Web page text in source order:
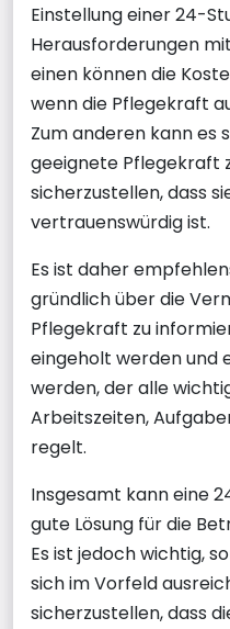
Einstellung einer 24-
Herausforderungen
einen können die
wenn die Pflegekraft
Zum anderen kann es
geeignete Pflegekraft
sicherzustellen, dass
vertrauenswürdig ist.
Es ist daher
gründlich über die
Pflegekraft zu
eingeholt werden und
werden, der alle
Arbeitszeiten,
regelt.
Insgesamt kann eine
gute Lösung für die
Es ist jedoch wichtig,
sich im Vorfeld
sicherzustellen, dass